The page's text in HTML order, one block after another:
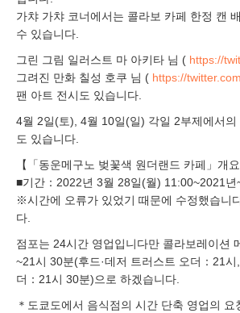
가챠 가챠 코너에서는 콜라보 카페 한정 캔
수 있습니다.
그린 그림 일러스트 마 아키타 님 ( https://
그려진 만화 칠성 호쿠 님 ( https://
팬 아트 전시도 있습니다.
4월 2일(토), 4월 10일(일) 각일 2부제에서의
도 있습니다.
【「동운메구노 벚꽃색 원더랜드 카페」개요
■기간：2022년 3월 28일(월) 11:00~2021
※시간에 오류가 있었기 때문에 수정했습니
다.
점포는 24시간 영업입니다만 콜라보레이션
~21시 30분(후드·데저 트러스트 오더：21
더：21시 30분)으로 하겠습니다.
＊도쿄도에서 음식점의 시간 단축 영업의 요